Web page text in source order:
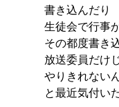
書き込んだり
生徒会で行事
その都度書き
放送委員だけ